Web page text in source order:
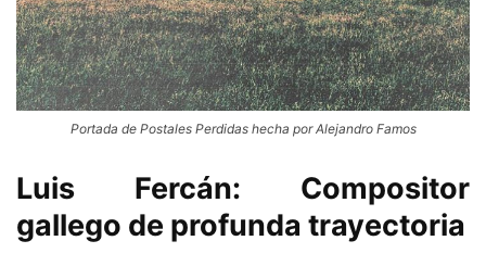
Portada de Postales Perdidas hecha por Alejandro Famos
Luis Fercán: Compositor
gallego de profunda trayectoria